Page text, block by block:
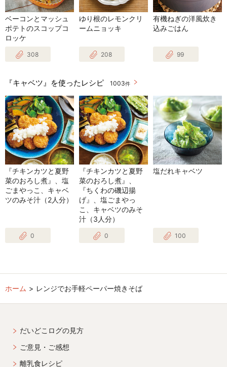
ベーコンとマッシュ
ポテトのスコップコ
ロッケ
308
ゆり根のレモンクリ
ームニョッキ
208
有機ねぎの洋風炊き
込みごはん
99
『キャベツ』を使ったレシピ 1003件
『チキンカツと夏野
菜のおろし煮』、塩
ごまやっこ、キャベ
ツのみそ汁（2人分）
0
『チキンカツと夏野
菜のおろし煮』、
『ちくわの磯辺揚
げ』、塩ごまやっ
こ、キャベツのみそ
汁（3人分）
0
塩だれキャベツ
100
ホーム レンジでお手軽ペーパー焼きそば
だいどこログの見方
ご意見・ご感想
離乳食レシピ